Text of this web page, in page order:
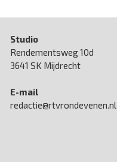
Studio
Rendementsweg 10d
3641 SK Mijdrecht
E-mail
redactie@rtvrondevenen.nl